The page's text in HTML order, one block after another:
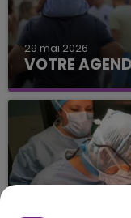
29 mai 2026
VOTRE